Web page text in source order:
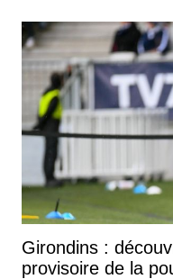
Girondins :
provisoire de la